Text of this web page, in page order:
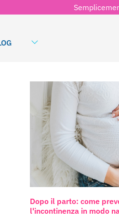
Dopo il parto: come
l'incontinenza in modo